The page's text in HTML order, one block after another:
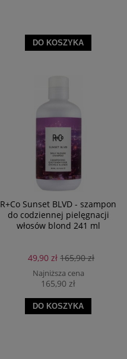
DO KOSZYKA
R+Co Sunset BLVD - szampon
do codziennej pielęgnacji
włosów blond 241 ml
49,90 zł 165,90 zł
Najniższa cena
165,90 zł
DO KOSZYKA